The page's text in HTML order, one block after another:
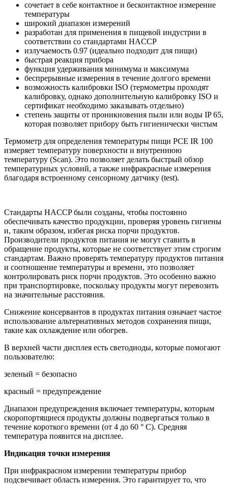
сочетает в себе контактное и бесконтактное измерение
температуры
широкий диапазон измерений
разработан для применения в пищевой индустрии в
соответствии со стандартами HACCP
излучаемость 0.97 (идеально подходит для пищи)
быстрая реакция прибора
функция удерживания минимума и максимума
беспрерывные измерения в течение долгого времени
возможность калибровки ISO (термометры проходят
калибровку, однако дополнительную калибровку ISO и
сертификат необходимо заказывать отдельно)
степень защиты от проникновения пыли или воды IP 65,
которая позволяет прибору быть гигиенически чистым
Термометр для определения температуры пищи PCE IR 100
измеряет температуру поверхности и внутреннюю
температуру (Scan). Это позволяет делать быстрый обзор
температурных условий, а также инфракрасные измерения
благодаря встроенному сенсорному датчику (test).
Стандарты HACCP были созданы, чтобы постоянно
обеспечивать качество продукции, проверяя уровень гигиены
и, таким образом, избегая риска порчи продуктов.
Производители продуктов питания не могут ставить в
обращение продукты, которые не соответствует этим строгим
стандартам. Важно проверять температуру продуктов питания
и соотношение температуры и времени, это позволяет
контролировать риск порчи продуктов. Это особенно важно
при транспортировке, поскольку продукты могут перевозить
на значительные расстояния.
Снижение консервантов в продуктах питания означает частое
использование альтернативных методов сохранения пищи,
такие как охлаждение или обогрев.
В верхней части дисплея есть светодиоды, которые помогают
пользователю:
зеленый = безопасно
красный = предупреждение
Диапазон предупреждения включает температуры, которым
скоропортящиеся продукты должны подвергаться только в
течение короткого времени (от 4 до 60 ° С). Средняя
температура появится на дисплее.
Индикация точки измерения
При инфракрасном измерении температуры прибор
подсвечивает область измерения. Это гарантирует то, что